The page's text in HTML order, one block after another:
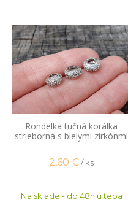
Rondelka tučná korálka
strieborná s bielymi zirkónmi
2,60 €/ ks
Na sklade - do 48h u teba